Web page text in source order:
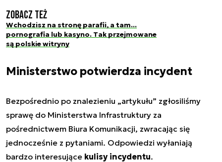
Zobacz też
Wchodzisz na stronę parafii, a tam...
pornografia lub kasyno. Tak przejmowane
są polskie witryny
Ministerstwo potwierdza incydent
Bezpośrednio po znalezieniu „artykułu” zgłosiliśmy
sprawę do Ministerstwa Infrastruktury za
pośrednictwem Biura Komunikacji, zwracając się
jednocześnie z pytaniami. Odpowiedzi wyłaniają
bardzo interesujące kulisy incydentu.